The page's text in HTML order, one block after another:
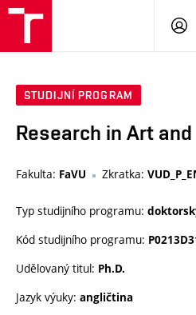
STUDIJNÍ PROGRAM
Research in Art
Fakulta: FaVU Zkratka:
Typ studijního programu:
Kód studijního programu:
Udělovaný titul: Ph.D.
Jazyk výuky: angličtina